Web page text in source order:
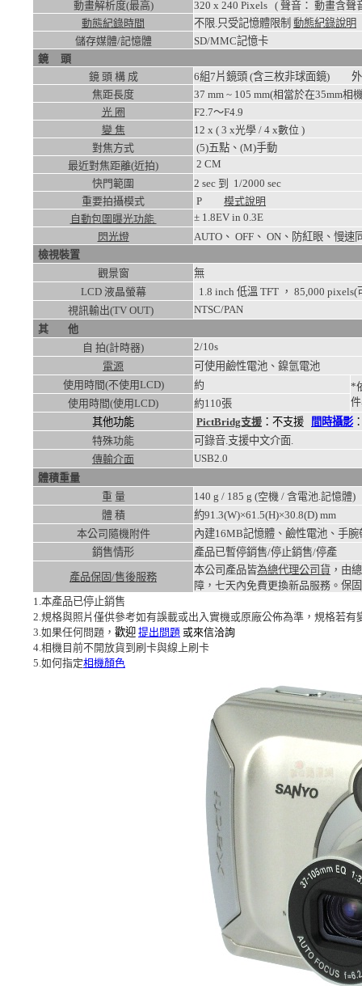
動畫解析度(最高) 320 x 240 Pixels ( 聲音： 動畫含聲
動態紀錄時間
不限.只受記憶體限制 動態紀錄說明
儲存媒體/記憶體
SD/MMC記憶卡
鏡 頭
鏡 頭 構 成
6組7片鏡頭 (含三枚非球面鏡) 外
焦距長度
37 mm ~ 105 mm(相當於在35mm相
光 圈
F2.7～F4.9
變 焦
12 x ( 3 x光學 / 4 x數位 )
對焦方式
(5)五點、(M)手動
最近對焦距離(近拍)
2 CM
快門範圍
2 sec 到 1/2000 sec
重要拍攝模式
P
模式說明
自動包圍曝光功能
± 1.8EV in 0.3E
閃光燈
AUTO、 OFF、 ON、防紅眼、
檢視裝置
觀景窗
無
LCD 液晶螢幕
1.8 inch 低溫 TFT ， 85,000 pixels(
視訊輸出(TV OUT)
NTSC/PAN
其 他
自 拍(計時器)
2/10s
電源
可使用鹼性電池、鎳氫電池
使用時間(不使用LCD)
約
*
使用時間(使用LCD) 約110張
其他功能
PictBridg支援 ：不支援 間時攝影
特殊功能
可錄音.支援中文介面.
傳輸介面
USB2.0
體積重量
重 量
140 g / 185 g (空機 / 含電池.記憶體)
體 積
約91.3(W)×61.5(H)×30.8(D) mm
本公司隨機附件
內建16MB記憶體、鹼性電池、手
銷售情形
產品已暫停銷售/停止銷售/停產
產品保固/售後服務
本公司產品皆為總代理公司貨 ，由
障，七天內免費更換新品服務。 保
1.本產品已停止銷售
2.規格與照片僅供參考如有誤載或出入實機或原廠公佈為準，規格若有
3.如果任何問題， 歡迎 提出問題 或來信洽詢
4.相機目前不開放貨到刷卡與線上刷卡
5.如何指定相機顏色